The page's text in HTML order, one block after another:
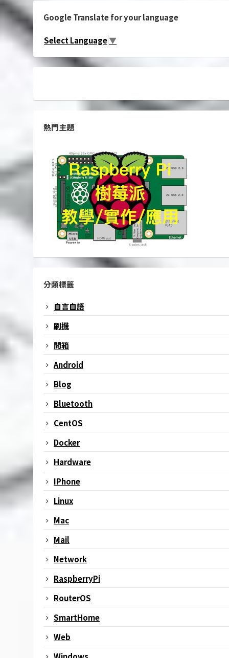
Google Translate for your language
Select Language▼
熱門主題
分類標籤
自言自語
刷機
開箱
Android
Blog
Bluetooth
CentOS
Docker
Hardware
IPhone
Linux
Mac
Mail
Network
RaspberryPi
RouterOS
SmartHome
Web